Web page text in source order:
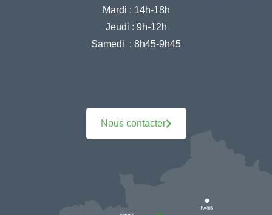
Mardi : 14h-18h
Jeudi : 9h-12h
Samedi : 8h45-9h45
Nous contacter